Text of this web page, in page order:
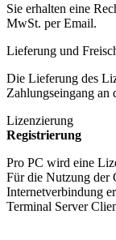
Sie erhalten eine
MwSt. per Email.
Lieferung und
Die Lieferung des
Zahlungseingang an
Lizenzierung
Registrierung
Pro PC wird eine
Für die Nutzung der
Internetverbindung
Terminal Server